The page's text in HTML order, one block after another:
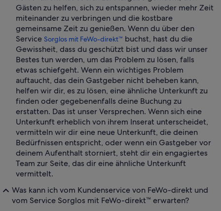
Gästen zu helfen, sich zu entspannen, wieder mehr Zeit
miteinander zu verbringen und die kostbare
gemeinsame Zeit zu genießen. Wenn du über den
Service Sorglos mit FeWo-direkt™ buchst, hast du die
Gewissheit, dass du geschützt bist und dass wir unser
Bestes tun werden, um das Problem zu lösen, falls
etwas schiefgeht. Wenn ein wichtiges Problem
auftaucht, das dein Gastgeber nicht beheben kann,
helfen wir dir, es zu lösen, eine ähnliche Unterkunft zu
finden oder gegebenenfalls deine Buchung zu
erstatten. Das ist unser Versprechen. Wenn sich eine
Unterkunft erheblich von ihrem Inserat unterscheidet,
vermitteln wir dir eine neue Unterkunft, die deinen
Bedürfnissen entspricht, oder wenn ein Gastgeber vor
deinem Aufenthalt storniert, steht dir ein engagiertes
Team zur Seite, das dir eine ähnliche Unterkunft
vermittelt.
Was kann ich vom Kundenservice von FeWo-direkt und
vom Service Sorglos mit FeWo-direkt™ erwarten?